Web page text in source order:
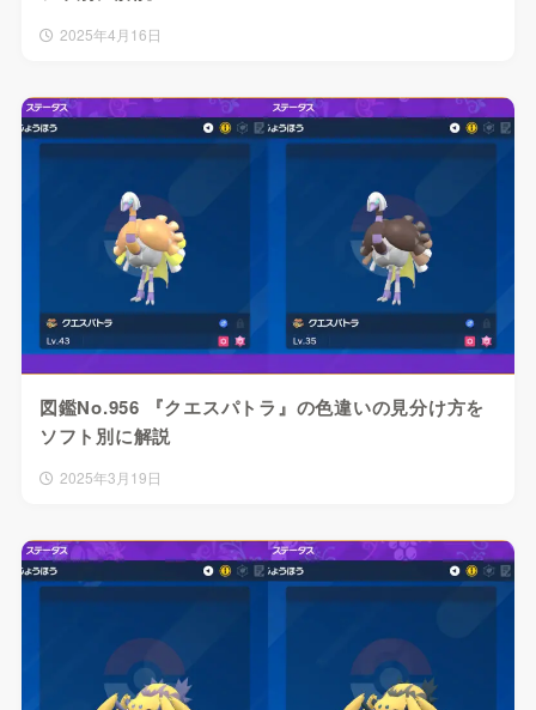
2025年4月16日
図鑑No.956 『クエスパトラ』の色違いの見分け方を
ソフト別に解説
2025年3月19日